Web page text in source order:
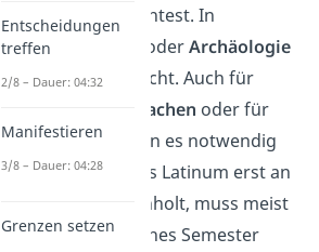
wählen möchtest. In
Geschichte
oderArchäologie
ist es oft Pflicht. Auch für
manche Sprachen oder für
Medizin
kann es notwendig
sein. Wer das Latinum erst an
der Uni nachholt, muss meist
ein zusätzliches Semester
Entscheidungen
treffen
2/8 – Dauer: 04:32
Manifestieren
3/8 – Dauer: 04:28
Grenzen setzen